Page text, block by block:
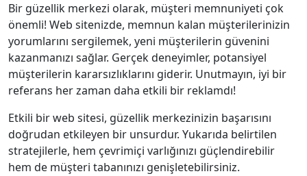
Bir güzellik merkezi olarak, müşteri memnuniyeti çok
önemli! Web sitenizde, memnun kalan müşterilerinizin
yorumlarını sergilemek, yeni müşterilerin güvenini
kazanmanızı sağlar. Gerçek deneyimler, potansiyel
müşterilerin kararsızlıklarını giderir. Unutmayın, iyi bir
referans her zaman daha etkili bir reklamdı!
Etkili bir web sitesi, güzellik merkezinizin başarısını
doğrudan etkileyen bir unsurdur. Yukarıda belirtilen
stratejilerle, hem çevrimiçi varlığınızı güçlendirebilir
hem de müşteri tabanınızı genişletebilirsiniz.